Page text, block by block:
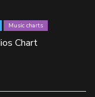
Music charts
Chart